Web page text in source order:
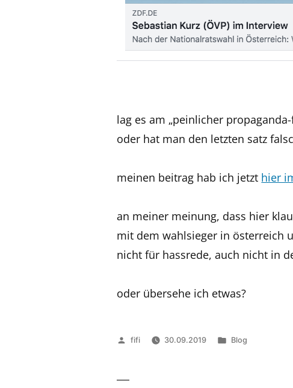
lag es am „peinlicher propaganda-
oder hat man den letzten satz
meinen beitrag hab ich jetzt hier
an meiner meinung, dass hier
mit dem wahlsieger in österreich
nicht für hassrede, auch nicht in
oder übersehe ich etwas?
Veröffentlicht
fifi 30.09.2019
Veröffentlicht
Blog